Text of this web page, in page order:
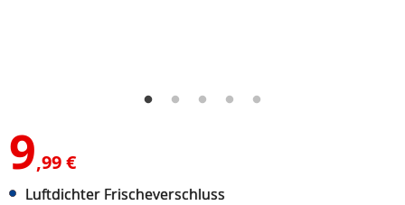
9,99 €
Luftdichter Frischeverschluss